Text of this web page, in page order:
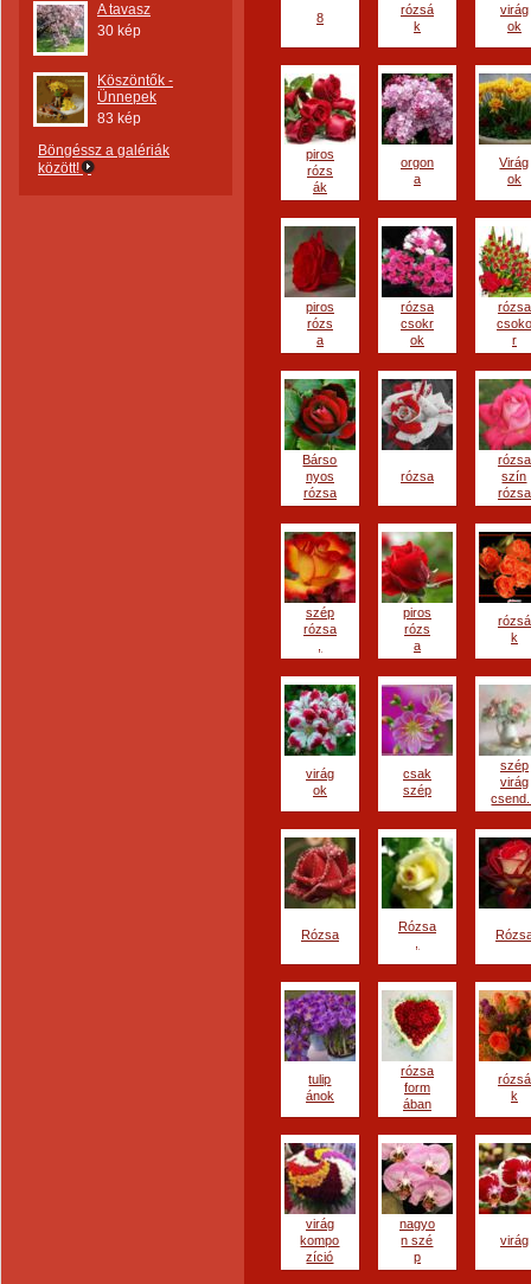
A tavasz
30 kép
Köszöntők -
Ünnepek
83 kép
Böngéssz a galériák
között!
8
rózsá
k
virág
ok
piros
rózs
ák
orgon
a
Virág
ok
piros
rózs
a
rózsa
csokr
ok
rózsa
csoko
r
Bárso
nyos
rózsa
rózsa
rózsa
szín
rózsa
szép
rózsa
piros
rózs
a
rózsá
k
virág
ok
csak
szép
szép
virág
Rózsa
Rózsa
tulip
ánok
rózsa
form
ában
rózsá
k
virág
kompo
zíció
nagyo
n szé
p
virág